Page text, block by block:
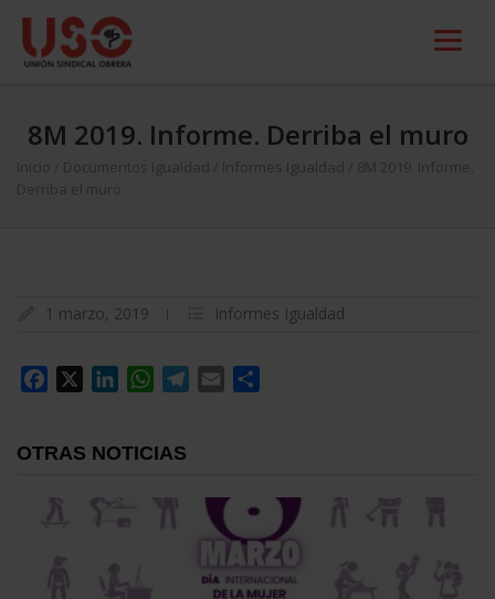
8M 2019. Informe. Derriba el muro
Inicio Documentos Igualdad Informes Igualdad
8M 2019. Informe.
Derriba el muro
1 marzo, 2019 Informes Igualdad
Facebook LinkedInWhatsApp
Telegram
Email
OTRAS NOTICIAS